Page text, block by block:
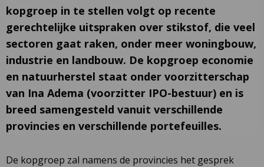
kopgroep in te stellen volgt op recente
gerechtelijke uitspraken over stikstof, die veel
sectoren gaat raken, onder meer woningbouw,
industrie en landbouw. De kopgroep economie
en natuurherstel staat onder voorzitterschap
van Ina Adema (voorzitter IPO-bestuur) en is
breed samengesteld vanuit verschillende
provincies en verschillende portefeuilles.
De kopgroep zal namens de provincies het gesprek